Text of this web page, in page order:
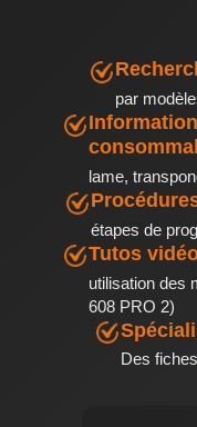
par
lame,
étapes de
Tutos
utilisation des
608 PRO 2)
Des